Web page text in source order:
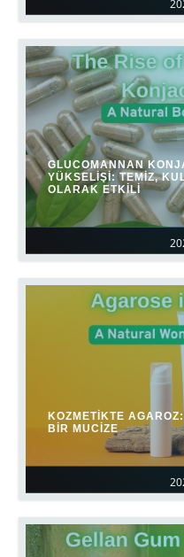
GLUCOMANNAN
YÜKSELIŞI: TEMIZ,
OLARAK ETKILI
KOZMETIKTE
BIR MUCIZE